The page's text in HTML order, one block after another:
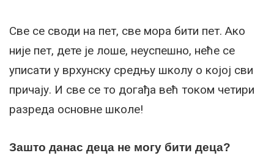
Све се своди на пет, све мора бити пет. Ако
није пет, дете је лоше, неуспешно, неће се
уписати у врхунску средњу школу о којој сви
причају. И све се то догађа већ током четири
разреда основне школе!
Зашто данас деца не могу бити деца?